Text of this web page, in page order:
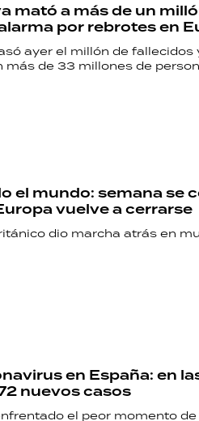
mató a más de un
por rebrotes en
ayer el millón de
más de 33 millones de
el mundo: semana se
vuelve a cerrarse
dio marcha atrás en
en España: en
nuevos casos
el peor momento